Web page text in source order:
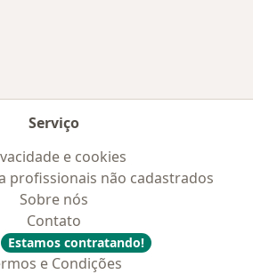
Serviço
e cookies
profissionais não cadastrados
Sobre nós
Contato
Estamos contratando!
e Condições